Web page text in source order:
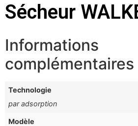
Sécheur
Informations
complémentaires
Technologie
par adsorption
Modèle